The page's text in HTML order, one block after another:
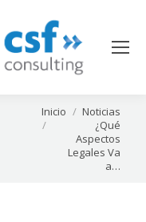
Estás aquí:
Inicio
Noticias
¿Qué
Aspectos
Legales Va
a…